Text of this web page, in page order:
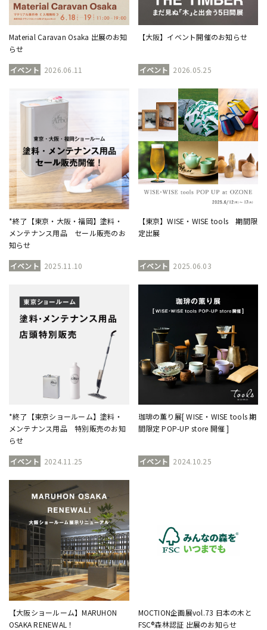
Material Caravan Osaka 出展のお知
らせ
イベント 2026.06.11
【大阪】イベント開催のお知らせ
イベント 2026.05.25
*終了【東京・大阪・福岡】塗料・
メンテナンス用品 セール販売のお
知らせ
イベント 2025.11.10
【東京】WISE・WISE tools 期間限
定出展
イベント 2025.06.03
*終了【東京ショールーム】塗料・
メンテナンス用品 特別販売のお知
らせ
イベント 2024.11.25
珈琲の薫り展[ WISE・WISE tools 期
間限定 POP-UP store 開催 ]
イベント 2024.10.25
【大阪ショールーム】MARUHON
OSAKA RENEWAL！
MOCTION企画展vol.73 日本の木と
FSC®森林認証 出展のお知らせ